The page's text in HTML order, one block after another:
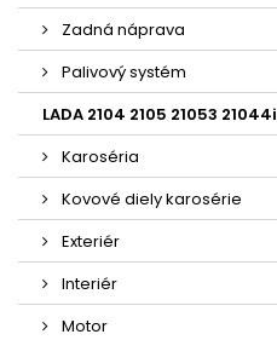
Zadná náprava
Palivový systém
LADA 2104 2105 21053 21044i
Karoséria
Kovové diely karosérie
Exteriér
Interiér
Motor